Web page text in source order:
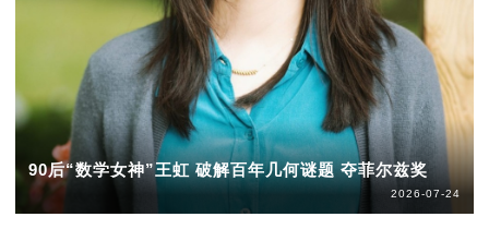
90后“数学女神”王虹 破解百年几何谜题 夺菲尔兹奖
2026-07-24